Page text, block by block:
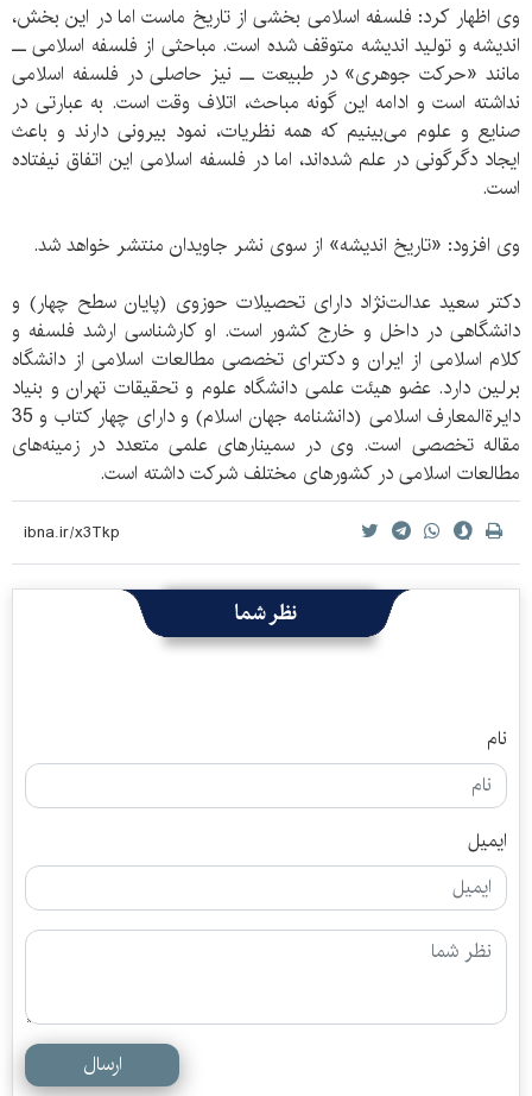
وی اظهار کرد: فلسفه اسلامی بخشی از تاریخ ماست اما در این بخش،
اندیشه و تولید اندیشه متوقف شده است. مباحثی از فلسفه اسلامی ــ
مانند «حرکت جوهری» در طبیعت ــ نیز حاصلی در فلسفه اسلامی
نداشته است و ادامه این‌ گونه مباحث، اتلاف وقت است. به عبارتی در
صنایع و علوم می‌بینیم که همه نظریات، نمود بیرونی دارند و باعث
ایجاد دگرگونی در علم شده‌اند، اما در فلسفه اسلامی این اتفاق نیفتاده
است.
وی افزود: «تاریخ اندیشه» از سوی نشر جاویدان منتشر خواهد شد.
دکتر سعید عدالت‌نژاد دارای تحصیلات حوزوی (پایان سطح چهار) و
دانشگاهی در داخل و خارج کشور است. او کارشناسی ارشد فلسفه و
کلام اسلامی از ایران و دکترای تخصصی مطالعات اسلامی از دانشگاه
برلین دارد. عضو هیئت علمی دانشگاه علوم و تحقیقات تهران و بنیاد
دایرةالمعارف اسلامی (دانشنامه جهان اسلام) و دارای چهار کتاب و 35
مقاله تخصصی است. وی در سمینارهای علمی متعدد در زمینه‌های
مطالعات اسلامی در کشورهای مختلف شرکت داشته است.
نظر شما
نام
ایمیل
ارسال